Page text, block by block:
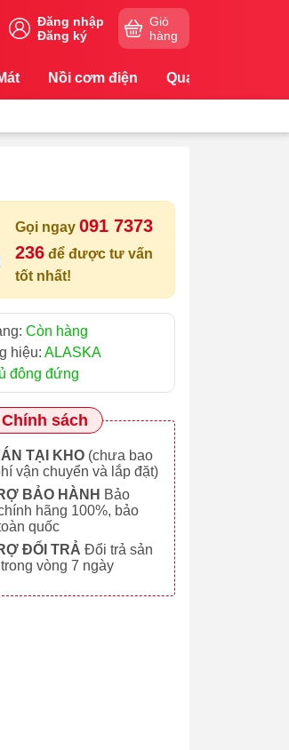
Đăng nhập
Đăng ký
Giỏ
hàng
Nồi cơm điện Quạt
Gọi ngay 091 7373
236để được tư vấn
tốt nhất!
Còn hàng
hiệu: ALASKA
đông đứng
Chính sách
TẠI KHO(chưa bao
vận chuyển và lắp đặt)
BẢO HÀNH Bảo
hãng 100%, bảo
quốc
ĐỔI TRẢ Đổi trả sản
vòng 7 ngày